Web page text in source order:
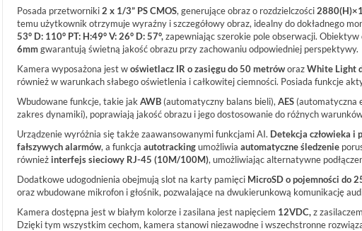
Posada przetworniki2 x 1/3” PS CMOS, generujące obraz o rozdzielczości
temu użytkownik otrzymuje wyraźny i szczegółowy obraz, idealny do dokładnego
53° D: 110° PT: H:49° V: 26° D: 57°,zapewniając szerokie pole obserwacji. Obiektyw
6mmgwarantują świetną jakość obrazu przy zachowaniu odpowiedniej perspektywy.
Kamera wyposażona jest woświetlacz IR o zasięgu do 50 metróworazWhite Light
również w warunkach słabego oświetlenia i całkowitej ciemności. Posiada funkcje
Wbudowane funkcje, takie jak AWB (automatyczny balans bieli), AES (automatyczna
zakres dynamiki), poprawiają jakość obrazu i jego dostosowanie do różnych
Urządzenie wyróżnia się także zaawansowanymi funkcjami AI. Detekcja człowieka i
fałszywych alarmów, a funkcja autotrackingumożliwia automatyczne śledzenie
również interfejs sieciowy RJ-45 (10M/100M), umożliwiając alternatywne
Dodatkowe udogodnienia obejmują slot na karty pamięci MicroSD o pojemności do
oraz wbudowane mikrofon i głośnik, pozwalające na dwukierunkową komunikację
Kamera dostępna jest w białym kolorze i zasilana jest napięciem 12VDC,z
Dzięki tym wszystkim cechom, kamera stanowi niezawodne i wszechstronne